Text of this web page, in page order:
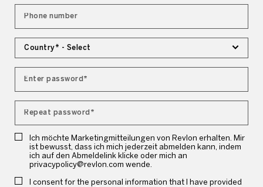
Country* - Select
Ich möchte Marketingmitteilungen von Revlon erhalten. Mir
ist bewusst, dass ich mich jederzeit abmelden kann, indem
ich auf den Abmeldelink klicke oder mich an
privacypolicy@revlon.com wende.
I consent for the personal information that I have provided